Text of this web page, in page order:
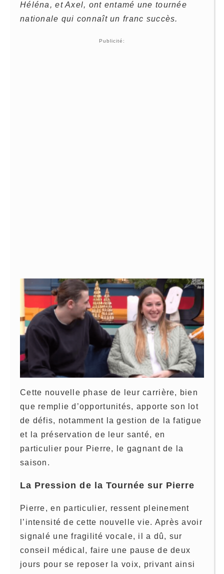
Héléna, et Axel, ont entamé une tournée
nationale qui connaît un franc succès.
Publicité:
Cette nouvelle phase de leur carrière, bien
que remplie d’opportunités, apporte son lot
de défis, notamment la gestion de la fatigue
et la préservation de leur santé, en
particulier pour Pierre, le gagnant de la
saison.
La Pression de la Tournée sur Pierre
Pierre, en particulier, ressent pleinement
l’intensité de cette nouvelle vie. Après avoir
signalé une fragilité vocale, il a dû, sur
conseil médical, faire une pause de deux
jours pour se reposer la voix, privant ainsi